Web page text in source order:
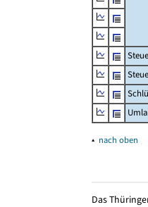
▴ nach oben
Das